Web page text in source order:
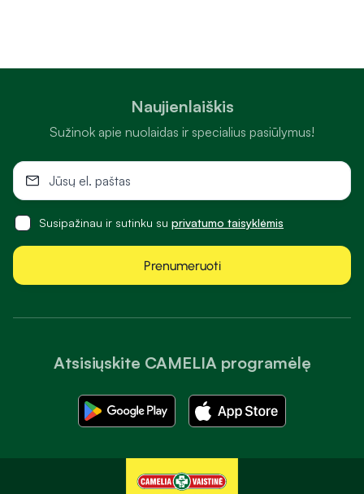
Atsisiųskite CAMELIA programėlę
Naujienlaiškis
Sužinok apie nuolaidas ir specialius pasiūlymus!
Susipažinau ir sutinku su privatumo taisyklėmis
Prenumeruoti